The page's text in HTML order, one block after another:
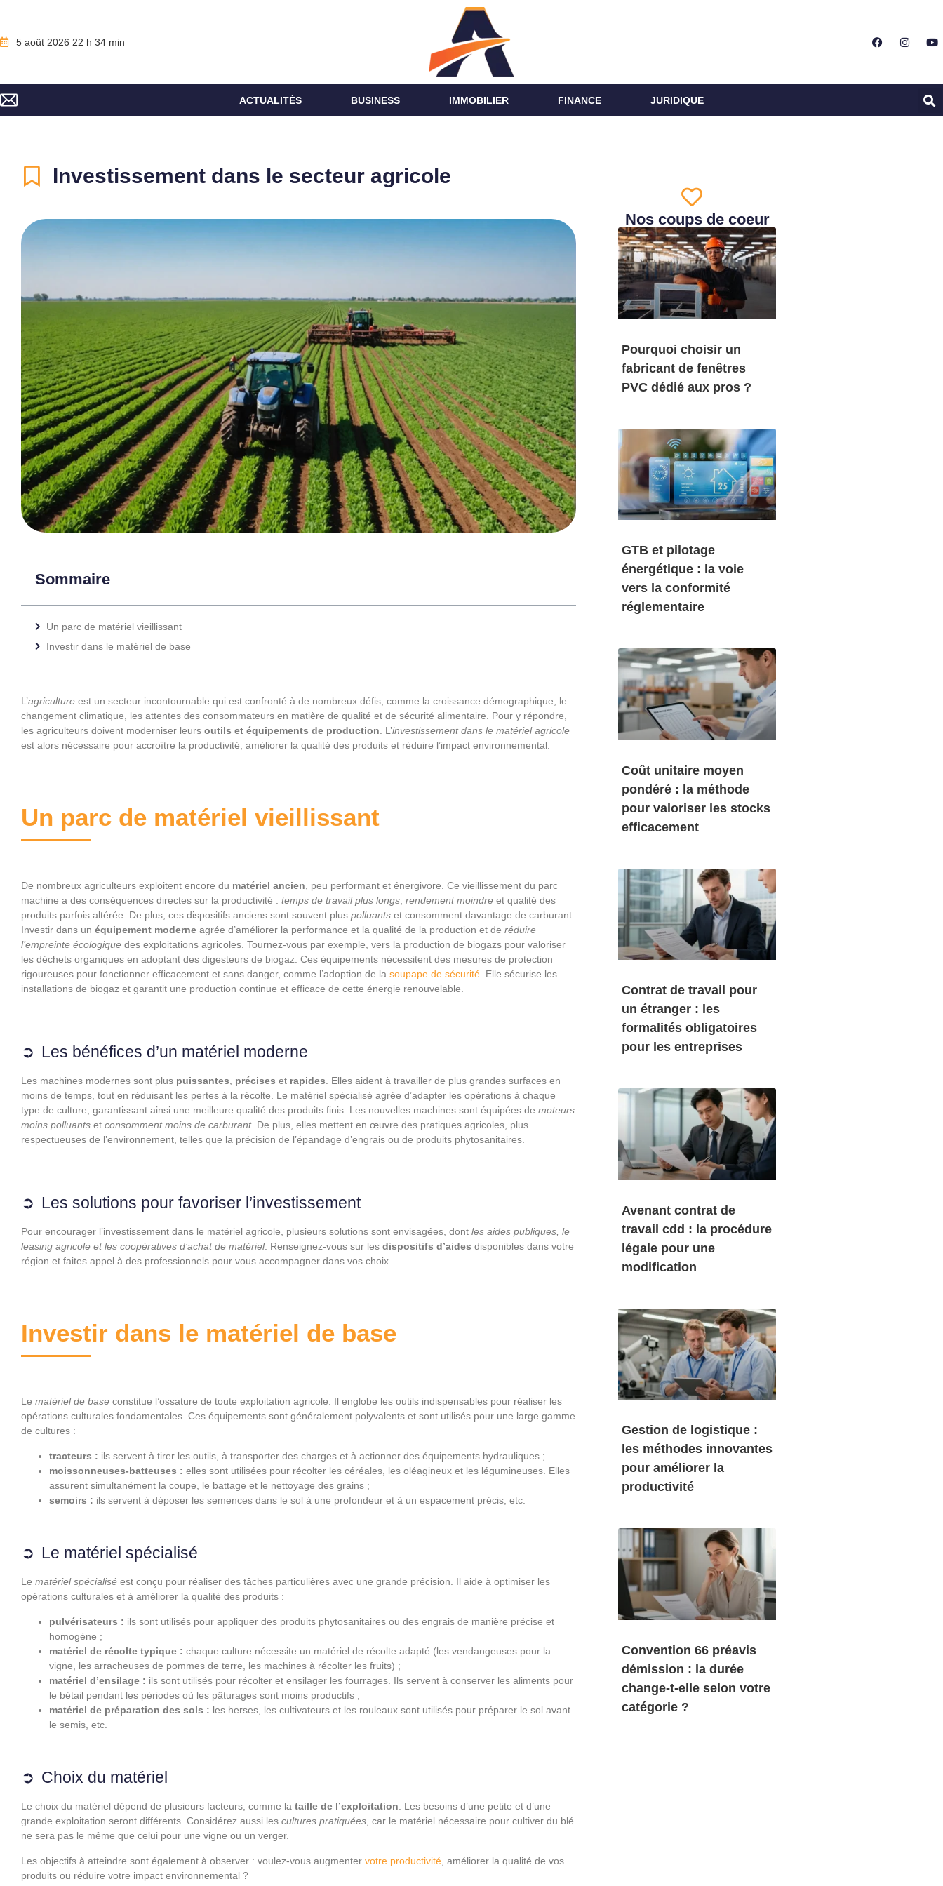
5 août 2026 22 h 34 min
ACTUALITÉS BUSINESS IMMOBILIER FINANCE JURIDIQUE
Investissement dans le secteur agricole
Sommaire
Un parc de matériel vieillissant
Investir dans le matériel de base
L’agriculture est un secteur incontournable qui est confronté à de nombreux défis, comme la croissance démographique, le
changement climatique, les attentes des consommateurs en matière de qualité et de sécurité alimentaire. Pour y répondre,
les agriculteurs doivent moderniser leurs outils et équipements de production . L’investissement dans le matériel agricole
est alors nécessaire pour accroître la productivité, améliorer la qualité des produits et réduire l’impact environnemental.
Un parc de matériel vieillissant
De nombreux agriculteurs exploitent encore du matériel ancien , peu performant et énergivore. Ce vieillissement du parc
machine a des conséquences directes sur la productivité : temps de travail plus longs rendement moindre et qualité des
produits parfois altérée. De plus, ces dispositifs anciens sont souvent plus polluants et consomment davantage de carburant.
Investir dans un équipement moderne agrée d’améliorer la performance et la qualité de la production et de réduire
l’empreinte écologique des exploitations agricoles. Tournez-vous par exemple, vers la production de biogazs pour valoriser
les déchets organiques en adoptant des digesteurs de biogaz. Ces équipements nécessitent des mesures de protection
rigoureuses pour fonctionner efficacement et sans danger, comme l’adoption de la soupape de sécurité . Elle sécurise les
installations de biogaz et garantit une production continue et efficace de cette énergie renouvelable.
Les bénéfices d’un matériel moderne
Les machines modernes sont plus puissantes précises et rapides . Elles aident à travailler de plus grandes surfaces en
moins de temps, tout en réduisant les pertes à la récolte. Le matériel spécialisé agrée d’adapter les opérations à chaque
type de culture, garantissant ainsi une meilleure qualité des produits finis. Les nouvelles machines sont équipées de moteurs
moins polluants et consomment moins de carburant. De plus, elles mettent en œuvre des pratiques agricoles, plus
respectueuses de l’environnement, telles que la précision de l’épandage d’engrais ou de produits phytosanitaires.
Les solutions pour favoriser l’investissement
Pour encourager l’investissement dans le matériel agricole, plusieurs solutions sont envisagées, dont les aides publiques, le
leasing agricole et les coopératives d’achat de matériel. Renseignez-vous sur les dispositifs d’aides disponibles dans votre
région et faites appel à des professionnels pour vous accompagner dans vos choix.
Investir dans le matériel de base
Le matériel de base constitue l’ossature de toute exploitation agricole. Il englobe les outils indispensables pour réaliser les
opérations culturales fondamentales. Ces équipements sont généralement polyvalents et sont utilisés pour une large gamme
de cultures :
tracteurs : ils servent à tirer les outils, à transporter des charges et à actionner des équipements hydrauliques ;
moissonneuses-batteuses : elles sont utilisées pour récolter les céréales, les oléagineux et les légumineuses. Elles
assurent simultanément la coupe, le battage et le nettoyage des grains ;
semoirs : ils servent à déposer les semences dans le sol à une profondeur et à un espacement précis, etc.
Le matériel spécialisé
Le matériel spécialisé est conçu pour réaliser des tâches particulières avec une grande précision. Il aide à optimiser les
opérations culturales et à améliorer la qualité des produits :
pulvérisateurs : ils sont utilisés pour appliquer des produits phytosanitaires ou des engrais de manière précise et
homogène ;
matériel de récolte typique : chaque culture nécessite un matériel de récolte adapté (les vendangeuses pour la
vigne, les arracheuses de pommes de terre, les machines à récolter les fruits) ;
matériel d’ensilage : ils sont utilisés pour récolter et ensilager les fourrages. Ils servent à conserver les aliments pour
le bétail pendant les périodes où les pâturages sont moins productifs ;
matériel de préparation des sols : les herses, les cultivateurs et les rouleaux sont utilisés pour préparer le sol avant
le semis, etc.
Choix du matériel
Le choix du matériel dépend de plusieurs facteurs, comme la taille de l’exploitation . Les besoins d’une petite et d’une
grande exploitation seront différents. Considérez aussi les cultures pratiquées , car le matériel nécessaire pour cultiver du blé
ne sera pas le même que celui pour une vigne ou un verger.
Les objectifs à atteindre sont également à observer : voulez-vous augmenter votre productivité , améliorer la qualité de vos
produits ou réduire votre impact environnemental ?
Nos coups de coeur
Pourquoi choisir un
fabricant de fenêtres
PVC dédié aux pros ?
GTB et pilotage
énergétique : la voie
vers la conformité
réglementaire
Coût unitaire moyen
pondéré : la méthode
pour valoriser les stocks
efficacement
Contrat de travail pour
un étranger : les
formalités obligatoires
pour les entreprises
Avenant contrat de
travail cdd : la procédure
légale pour une
modification
Gestion de logistique :
les méthodes innovantes
pour améliorer la
productivité
Convention 66 préavis
démission : la durée
change-t-elle selon votre
catégorie ?